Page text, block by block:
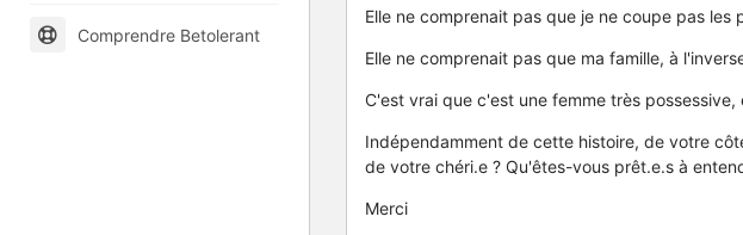
Comprendre Betolerant
Elle ne comprenait pas que je ne coupe pas les
Elle ne comprenait pas que ma famille, à
C'est vrai que c'est une femme très
Indépendamment de cette histoire, de votre
de votre chéri.e ? Qu'êtes-vous prêt.e.s à
Merci